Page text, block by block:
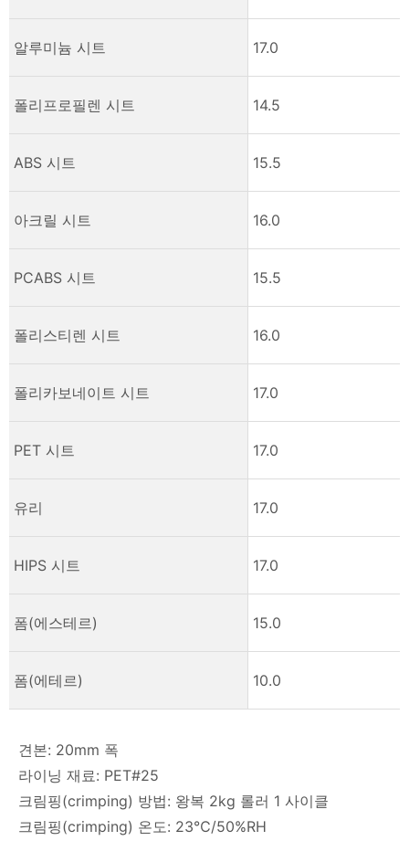
알루미늄 시트 17.0
폴리프로필렌 시트 14.5
ABS 시트 15.5
아크릴 시트 16.0
PCABS 시트 15.5
폴리스티렌 시트 16.0
폴리카보네이트 시트 17.0
PET 시트 17.0
유리 17.0
HIPS 시트 17.0
폼(에스테르) 15.0
폼(에테르) 10.0
견본: 20mm 폭
라이닝 재료: PET#25
크림핑(crimping) 방법: 왕복 2kg 롤러 1 사이클
크림핑(crimping) 온도: 23℃/50%RH